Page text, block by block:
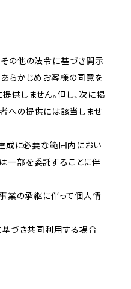
の他の法令に基づき開示
らかじめお客様の同意を
供しません。但し、次に掲
への提供には該当しませ
成に必要な範囲内におい
一部を委託することに伴
業の承継に伴って個人情
基づき共同利用する場合